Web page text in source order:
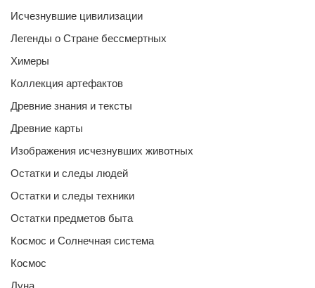
Исчезнувшие цивилизации
Легенды о Стране бессмертных
Химеры
Коллекция артефактов
Древние знания и тексты
Древние карты
Изображения исчезнувших животных
Остатки и следы людей
Остатки и следы техники
Остатки предметов быта
Космос и Солнечная система
Космос
Луна